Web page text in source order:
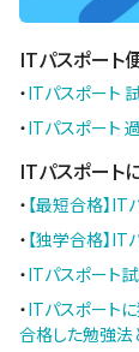
ITパスポート
・ITパスポート
・ITパスポート
ITパスポート
・ 【最短合格】
・ 【独学合格】
・ITパスポート
・ITパスポート
合格した勉強法